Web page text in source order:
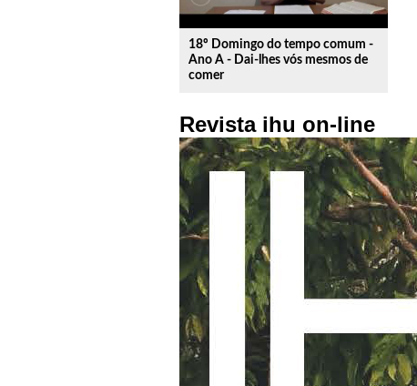
18º Domingo do tempo comum -
Ano A - Dai-lhes vós mesmos de
comer
Revista ihu on-line